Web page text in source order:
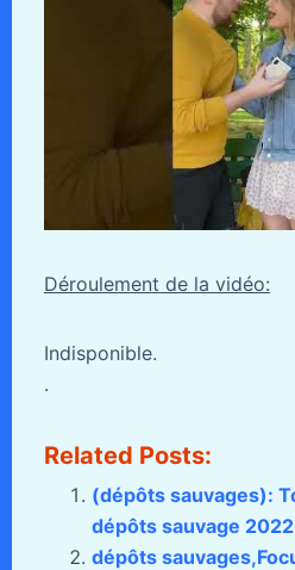
Déroulement de la vidéo:
Indisponible.
.
Related Posts:
(dépôts sauvages):
dépôts sauvage 2022
dépôts